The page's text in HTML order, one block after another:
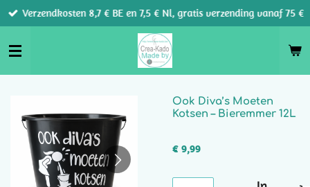
Ga
direct
naar
de
hoofdinhoud
Verzendkosten 8,7 € BE en 7,5 € Nl, gratis verzending vanaf 75 €
Ook Diva’s Moeten
Kotsen – Bieremmer 12L
€ 9,99